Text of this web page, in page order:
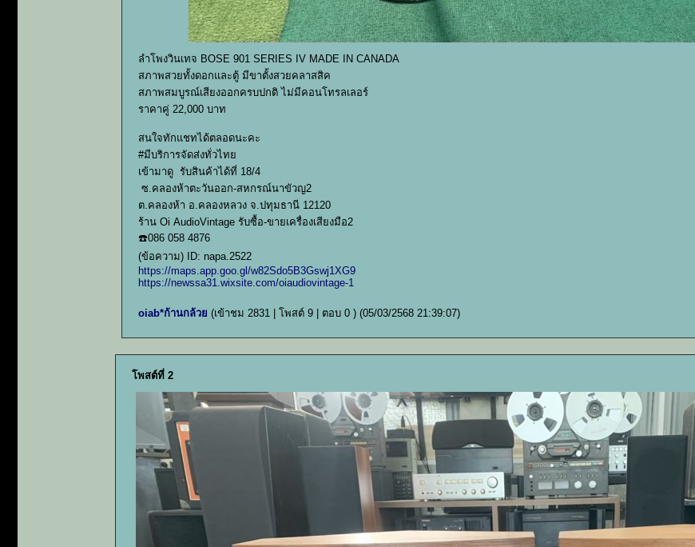
ลำโพงวินเทจ BOSE 901 SERIES IV MADE IN CANADA
สภาพสวยทั้งดอกและตู้ มีขาตั้งสวยคลาสสิค
สภาพสมบูรณ์เสียงออกครบปกติ ไม่มีคอนโทรลเลอร์
ราคาคู่ 22,000 บาท
สนใจทักแชทได้ตลอดนะคะ
#มีบริการจัดส่งทั่วไทย
เข้ามาดู รับสินค้าได้ที่ 18/4
ซ.คลองห้าตะวันออก-สหกรณ์นาขัวญ2
ต.คลองห้า อ.คลองหลวง จ.ปทุมธานี 12120
ร้าน Oi AudioVintage รับซื้อ-ขายเครื่องเสียงมือ2
☎️086 058 4876
(ข้อความ) ID: napa.2522
https://maps.app.goo.gl/w82Sdo5B3Gswj1XG9
https://newssa31.wixsite.com/oiaudiovintage-1
oiab*ก้านกล้วย (เข้าชม 2831 | โพสต์ 9 | ตอบ 0 ) (05/03/2568 21:39:07)
โพสต์ที่ 2